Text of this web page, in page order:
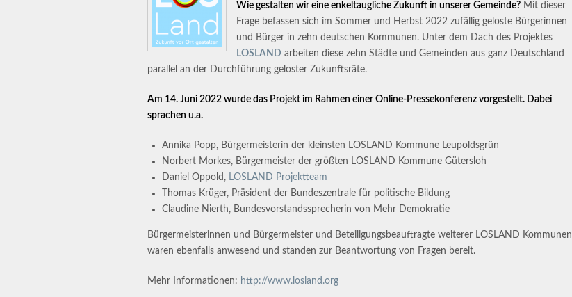
Wie gestalten wir eine enkeltaugliche Zukunft in unserer Gemeinde? Mit dieser
Frage befassen sich im Sommer und Herbst 2022 zufällig geloste Bürgerinnen
und Bürger in zehn deutschen Kommunen. Unter dem Dach des Projektes
LOSLAND arbeiten diese zehn Städte und Gemeinden aus ganz Deutschland
parallel an der Durchführung geloster Zukunftsräte.
Am 14. Juni 2022 wurde das Projekt im Rahmen einer Online-Pressekonferenz vorgestellt. Dabei
sprachen u.a.
Annika Popp, Bürgermeisterin der kleinsten LOSLAND Kommune Leupoldsgrün
Norbert Morkes, Bürgermeister der größten LOSLAND Kommune Gütersloh
Daniel Oppold, LOSLAND Projektteam
Thomas Krüger, Präsident der Bundeszentrale für politische Bildung
Claudine Nierth, Bundesvorstandssprecherin von Mehr Demokratie
Bürgermeisterinnen und Bürgermeister und Beteiligungsbeauftragte weiterer LOSLAND Kommunen
waren ebenfalls anwesend und standen zur Beantwortung von Fragen bereit.
Mehr Informationen: http://www.losland.org